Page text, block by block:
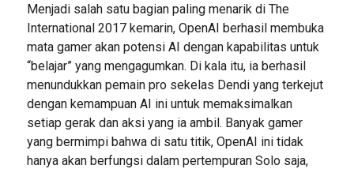
Menjadi salah satu bagian paling menarik di The
International 2017 kemarin, OpenAI berhasil membuka
mata gamer akan potensi AI dengan kapabilitas untuk
“belajar” yang mengagumkan. Di kala itu, ia berhasil
menundukkan pemain pro sekelas Dendi yang terkejut
dengan kemampuan AI ini untuk memaksimalkan
setiap gerak dan aksi yang ia ambil. Banyak gamer
yang bermimpi bahwa di satu titik, OpenAI ini tidak
hanya akan berfungsi dalam pertempuran Solo saja,